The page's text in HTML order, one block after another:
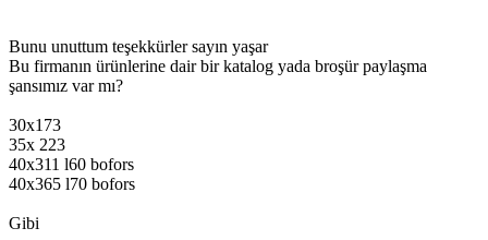
Bunu unuttum teşekkürler sayın yaşar
Bu firmanın ürünlerine dair bir katalog yada broşür paylaşma
şansımız var mı?
30x173
35x 223
40x311 l60 bofors
40x365 l70 bofors
Gibi